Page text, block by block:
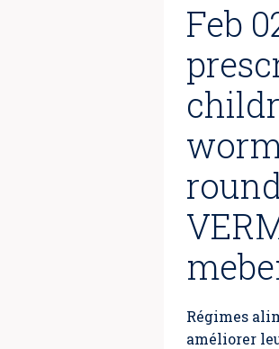
Feb
Régimes
améliorer